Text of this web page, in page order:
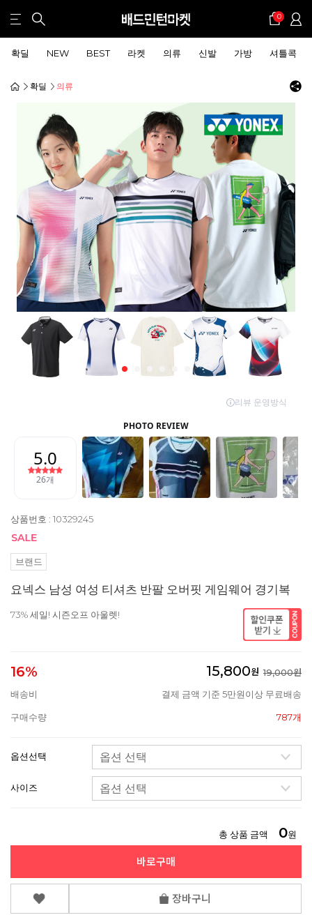
0
확딜 NEW BEST 라켓 의류 신발 가방 셔틀콕
확딜 의류
상품번호 : 10329245
브랜드
요넥스 남성 여성 티셔츠 반팔 오버핏 게임웨어 경기복
73% 세일! 시즌오프 아울렛!
16% 15,800원 19,000원
배송비
결제 금액 기준 5만원이상 무료배송
구매수량 787개
옵션선택
사이즈
총 상품 금액 0원
바로구매
장바구니